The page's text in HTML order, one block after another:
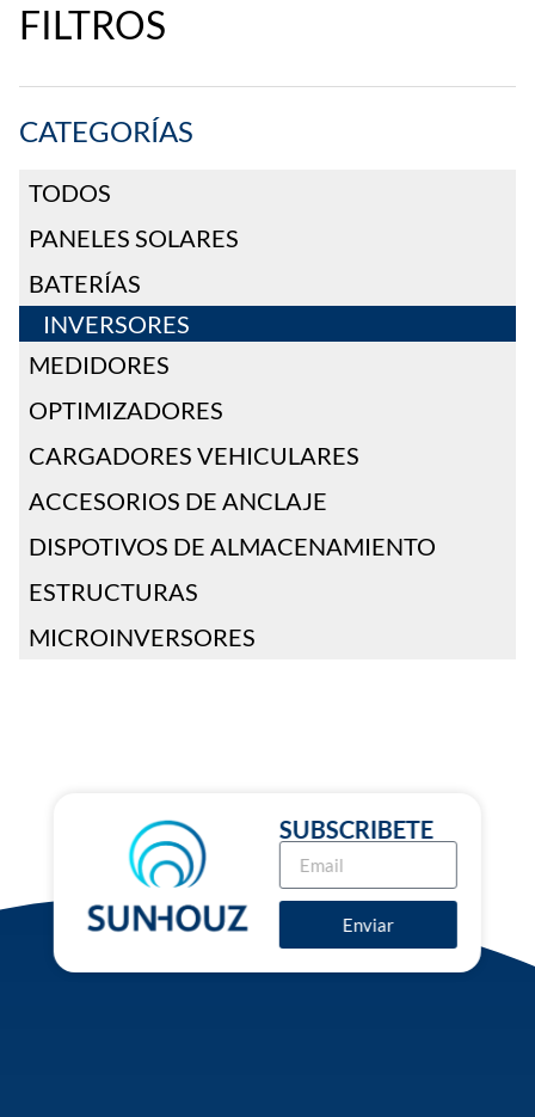
FILTROS
CATEGORÍAS
TODOS
PANELES SOLARES
BATERÍAS
INVERSORES
MEDIDORES
OPTIMIZADORES
CARGADORES VEHICULARES
ACCESORIOS DE ANCLAJE
DISPOTIVOS DE ALMACENAMIENTO
ESTRUCTURAS
MICROINVERSORES
SUBSCRIBETE
Enviar